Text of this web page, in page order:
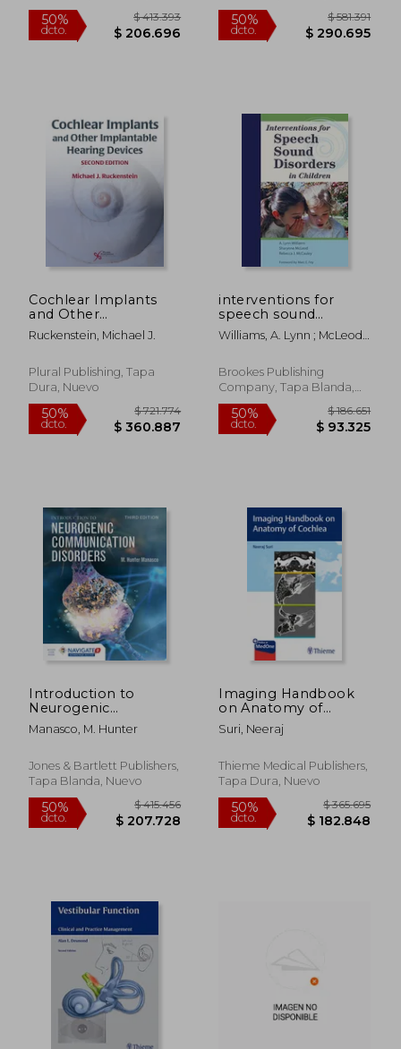
50% $ 511.074
$ 255.537
50%
dcto. $
Nuevo
50%
dcto.
$ 413.393
$ 206.696
50%
dcto.
Cochlear Implants
and Other
Implantable Hearing
Devices (en Inglés)
Ruckenstein, Michael J.
Plural Publishing, Tapa
Dura, Nuevo
interventions for
speech sound
disorders in children
(en Inglés)
Williams, A. Lynn ; McLeod,
Rebecca J.
Brookes Publishing
Company, Tapa Blanda,
Usado
Introduction to
Neurogenic
Communication
Disorders (en Inglés)
Manasco, M. Hunter
Jones & Bartlett Publishers,
Tapa Blanda, Nuevo
Imaging Handbook
on Anatomy of
Cochlea (en Inglés)
Suri, Neeraj
Thieme Medical Publishers,
Tapa Dura, Nuevo